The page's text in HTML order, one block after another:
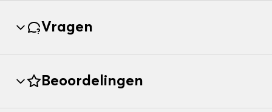
Vragen
Beoordelingen